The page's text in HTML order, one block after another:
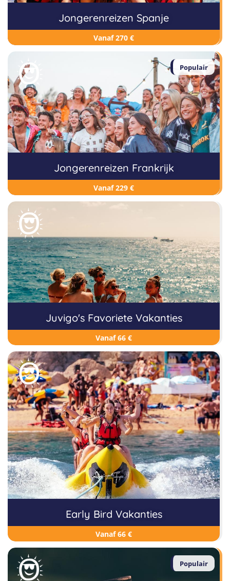
Jongerenreizen Spanje
Vanaf 270 €
Populair
Jongerenreizen Frankrijk
Vanaf 229 €
Juvigo's Favoriete Vakanties
Vanaf 66 €
Early Bird Vakanties
Vanaf 66 €
Populair